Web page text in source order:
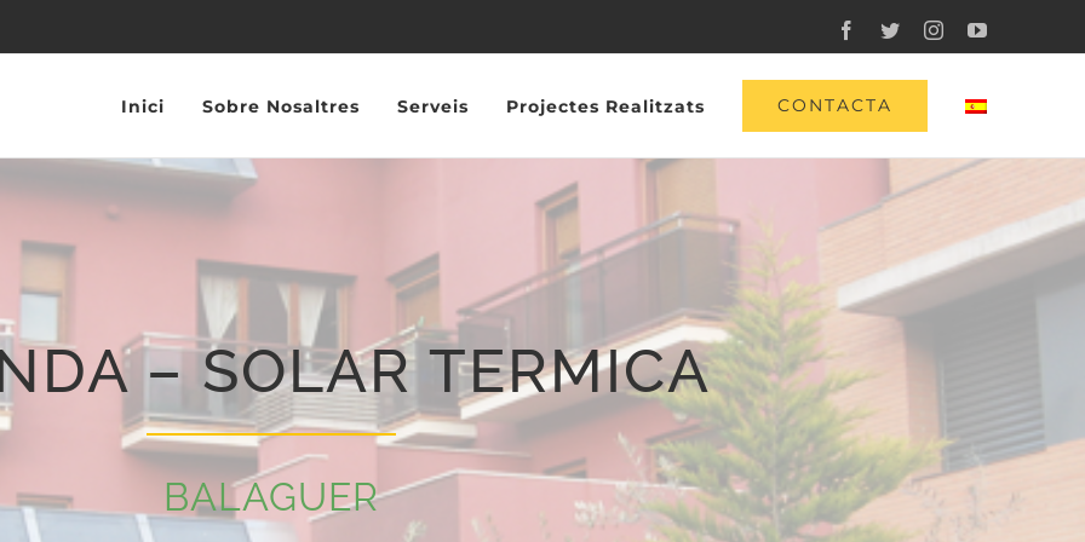
Facebook
TwitterInstagramYouTube
Inici Sobre Nosaltres Serveis Projectes Realitzats CONTACTA
– SOLAR TERMICA
BALAGUER